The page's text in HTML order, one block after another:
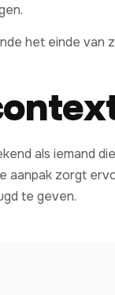
het einde van
als iemand
aanpak zorgt
te geven.